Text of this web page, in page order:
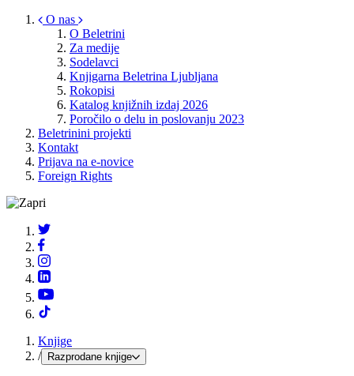
O nas
O Beletrini
Za medije
Sodelavci
Knjigarna Beletrina Ljubljana
Rokopisi
Katalog knjižnih izdaj 2026
Poročilo o delu in poslovanju 2023
Beletrinini projekti
Kontakt
Prijava na e-novice
Foreign Rights
Knjige
/
Razprodane knjige